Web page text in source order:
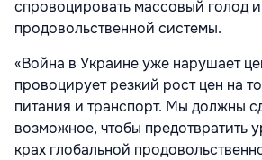
спровоцировать массовый голод
продовольственной системы.
«Война в Украине уже нарушает
провоцирует резкий рост цен на
питания и транспорт. Мы должны
возможное, чтобы предотвратить
крах глобальной